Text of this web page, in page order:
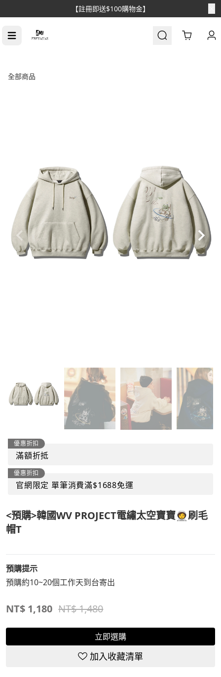
【消費滿$1688免運】
Cart
全部商品
優惠折扣
滿額折抵
優惠折扣
官網限定 單筆消費滿$1688免運
<預購>韓國WV PROJECT電繡太空寶寶🧑‍🚀刷毛
帽T
預購提示
預購約10~20個工作天到台寄出
NT$ 1,180 NT$ 1,480
立即選購
加入收藏清單